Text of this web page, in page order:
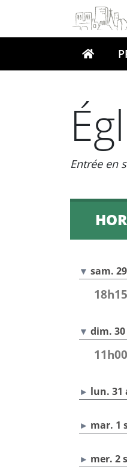
Entrée en
sam.
18h15
dim.
11h00
lun. 31
mar. 1
mer. 2
Panneau de gestion des